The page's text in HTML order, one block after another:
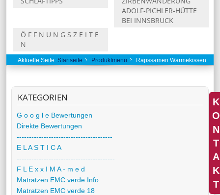
ADOLF-PICHLER-HÜTTE
BEI INNSBRUCK
Ö F F N U N G S Z E I T E
N
Aktuelle Seite:Startseite Produktmenü Rapssamen Wärmekissen
KATEGORIEN
G o o g l e Bewertungen
Direkte Bewertungen
---------------------------------------
E L A S T I C A
----------------------------------------
F L E x x I M A - m e d
Matratzen EMC verde Info
Matratzen EMC verde 18
K
O
N
T
A
K
T